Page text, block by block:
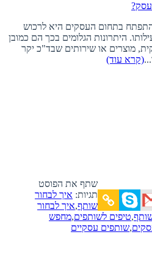
בתחום העסקים היא לרכוש
היתרונות הגלומים בכך הם כמובן
מוצרים או שירותים שבד"כ יקר
(קרא עוד)
שתף את הפוסט
תגיות: איך לבחור
שותף,איך לבחור
,טיפים לשותפים,מחפש
,שותפים עסקיים